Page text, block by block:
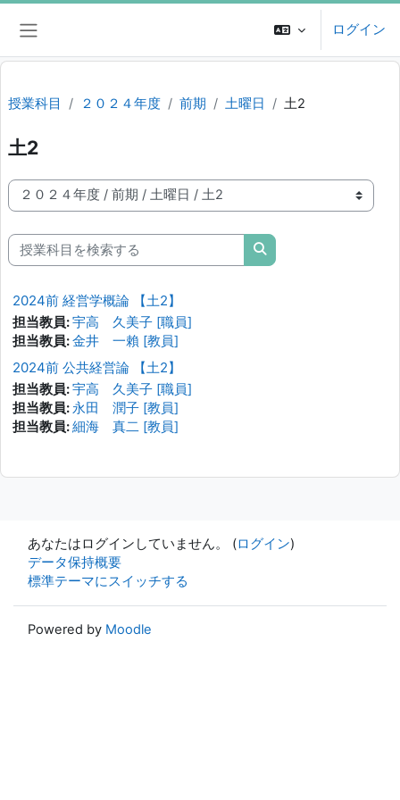
メインコンテンツへスキップする
ログイン
授業科目 ２０２４年度 前期 土曜日 土2
土2
授業科目カテゴリ
授業科目を検索する
授業科目を検索する
2024前 経営学概論 【土2】
担当教員:宇高 久美子 [職員]
担当教員:金井 一賴 [教員]
2024前 公共経営論 【土2】
担当教員:宇高 久美子 [職員]
担当教員: 永田 潤子 [教員]
担当教員:細海 真二 [教員]
あなたはログインしていません。 (ログイン)
データ保持概要
標準テーマにスイッチする
Powered by Moodle